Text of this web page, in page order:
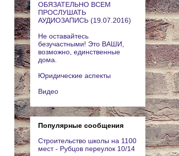
ОБЯЗАТЕЛЬНО ВСЕМ
ПРОСЛУШАТЬ
АУДИОЗАПИСЬ (19.07.2016)
Не оставайтесь
безучастными! Это ВАШИ,
возможно, единственные
дома.
Юридические аспекты
Видео
Популярные сообщения
Строительство школы на 1100
мест - Рубцов переулок 10/14